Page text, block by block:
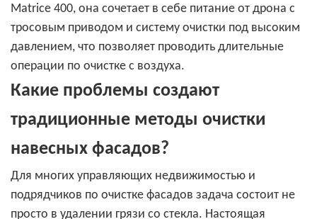
Matrice 400, она сочетает в себе питание от дрона с
тросовым приводом и систему очистки под высоким
давлением, что позволяет проводить длительные
операции по очистке с воздуха.
Какие проблемы создают
традиционные методы очистки
навесных фасадов?
Для многих управляющих недвижимостью и
подрядчиков по очистке фасадов задача состоит не
просто в удалении грязи со стекла. Настоящая